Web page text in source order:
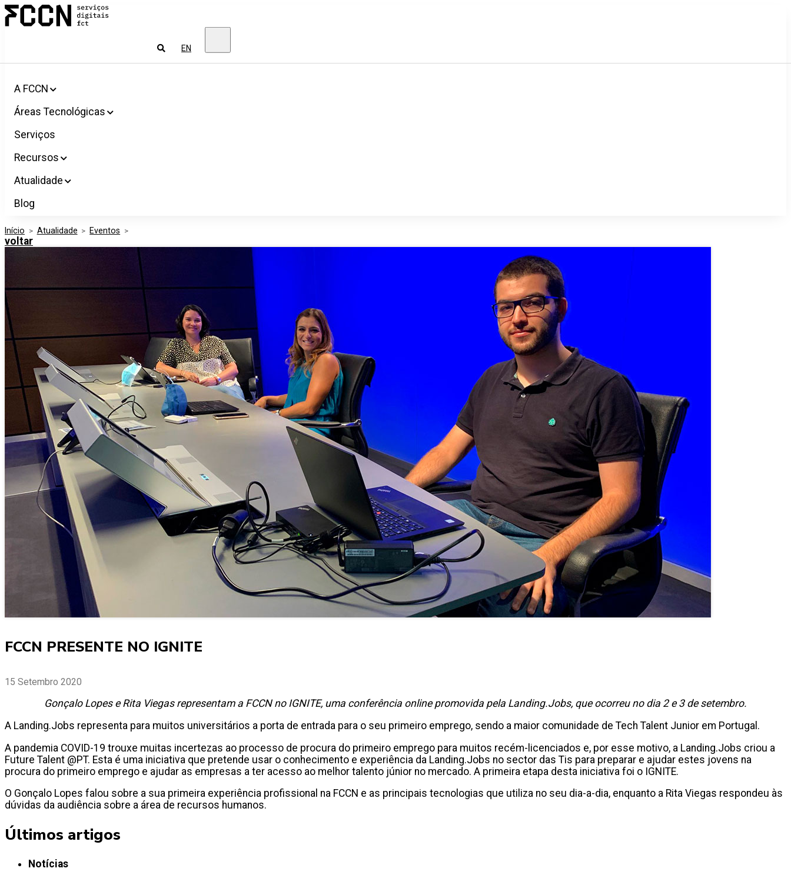
Salta
para
Pesquisar
EN
A FCCN
Áreas Tecnológicas
Serviços
Recursos
Atualidade
Blog
Início > Atualidade > Eventos >
voltar
FCCN PRESENTE NO IGNITE
15 Setembro 2020
Gonçalo Lopes e Rita Viegas representam a FCCN no IGNITE, uma conferência online promovida pela Landing.Jobs, que ocorreu no dia 2 e 3 de setembro.
A Landing.Jobs representa para muitos universitários a porta de entrada para o seu primeiro emprego, sendo a maior comunidade de Tech Talent Junior em Portugal.
A pandemia COVID-19 trouxe muitas incertezas ao processo de procura do primeiro emprego para muitos recém-licenciados e, por esse motivo, a Landing.Jobs criou a
Future Talent @PT. Esta é uma iniciativa que pretende usar o conhecimento e experiência da Landing.Jobs no sector das Tis para preparar e ajudar estes jovens na
procura do primeiro emprego e ajudar as empresas a ter acesso ao melhor talento júnior no mercado. A primeira etapa desta iniciativa foi o IGNITE.
O Gonçalo Lopes falou sobre a sua primeira experiência profissional na FCCN e as principais tecnologias que utiliza no seu dia-a-dia, enquanto a Rita Viegas respondeu às
dúvidas da audiência sobre a área de recursos humanos.
Últimos artigos
Notícias